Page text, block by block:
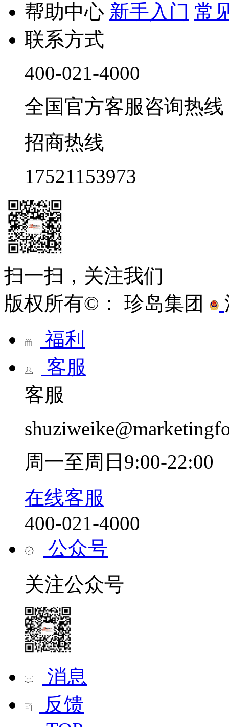
帮助中心 新手入门 常
联系方式
400-021-4000
全国官方客服咨询热线
招商热线
17521153973
扫一扫，关注我们
版权所有©： 珍岛集团
福利
客服
客服
周一至周日9:00-22:00
在线客服
400-021-4000
公众号
关注公众号
消息
反馈